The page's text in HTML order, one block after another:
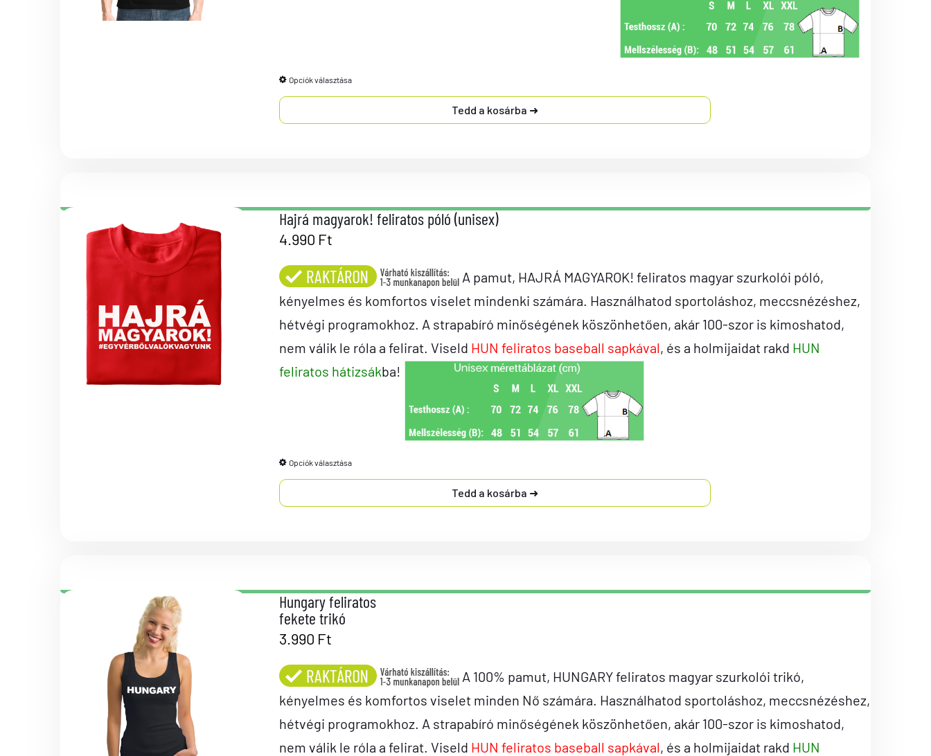
Opciók választása
Tedd a kosárba
Hajrá magyarok! feliratos póló (unisex)
4.990 Ft
A pamut, HAJRÁ MAGYAROK! feliratos magyar szurkolói póló,
kényelmes és komfortos viselet mindenki számára. Használhatod sportoláshoz, meccsnézéshez,
hétvégi programokhoz. A strapabíró minőségének köszönhetően, akár 100-szor is kimoshatod,
nem válik le róla a felirat. Viseld HUN feliratos baseball sapkával, és a holmijaidat rakd HUN
feliratos hátizsákba!
Opciók választása
Tedd a kosárba
Hungary feliratos
fekete trikó
3.990 Ft
A 100% pamut, HUNGARY feliratos magyar szurkolói trikó,
kényelmes és komfortos viselet minden Nő számára. Használhatod sportoláshoz, meccsnézéshez,
hétvégi programokhoz. A strapabíró minőségének köszönhetően, akár 100-szor is kimoshatod,
nem válik le róla a felirat. Viseld HUN feliratos baseball sapkával, és a holmijaidat rakd HUN